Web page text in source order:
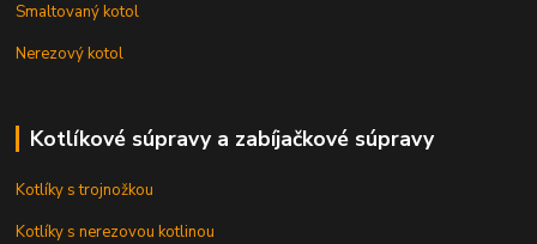
Smaltovaný kotol
Nerezový kotol
Kotlíkové súpravy a zabíjačkové súpravy
Kotlíky s trojnožkou
Kotlíky s nerezovou kotlinou